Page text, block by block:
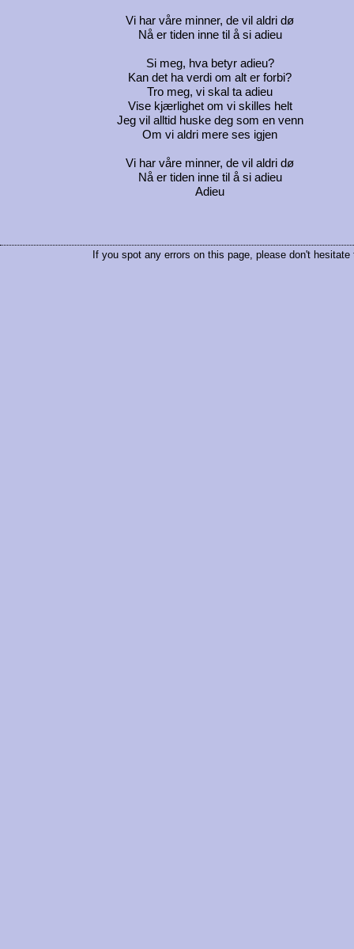
Vi har våre minner, de vil aldri dø
Nå er tiden inne til å si adieu
Si meg, hva betyr adieu?
Kan det ha verdi om alt er forbi?
Tro meg, vi skal ta adieu
Vise kjærlighet om vi skilles helt
Jeg vil alltid huske deg som en venn
Om vi aldri mere ses igjen
Vi har våre minner, de vil aldri dø
Nå er tiden inne til å si adieu
Adieu
If you spot any errors on this page, please don't